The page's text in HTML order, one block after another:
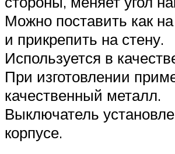
Можно поставить как на
и прикрепить на стену.
Используется в
При изготовлении
качественный металл.
Выключатель
корпусе.